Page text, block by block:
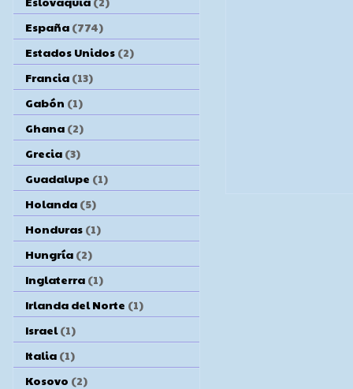
España (774)
Estados Unidos (2)
Francia (13)
Gabón (1)
Ghana (2)
Grecia (3)
Guadalupe (1)
Holanda (5)
Honduras (1)
Hungría (2)
Inglaterra (1)
Irlanda del Norte (1)
Israel (1)
Italia (1)
Kosovo (2)